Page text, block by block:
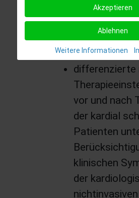
SCHWERPUNKTE:
nichtinvasive
Diagnostik -
differenzierte
vor und nach
der kardial
Patienten
klinischen
der
Akzeptieren
Ablehnen
Weitere Informationen